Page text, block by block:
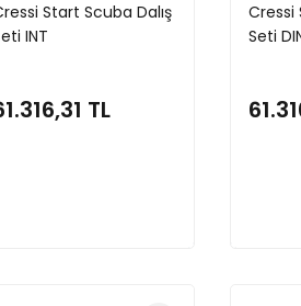
Start Scuba Dalış
INT
TL
Cressi
Seti